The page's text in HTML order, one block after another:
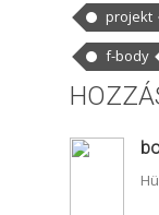
projekt
f-body